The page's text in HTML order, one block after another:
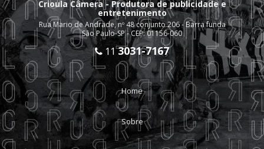
Crioula Câmera - Produtora de publicidade e
entretenimento
Rua Mario de Andrade, nº 48 conjunto 206 - Barra funda
São Paulo-SP - CEP: 01156-060
113031-7167
Home
Sobre